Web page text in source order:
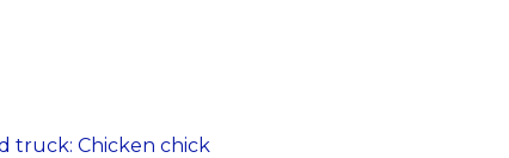
truck: Chicken chick